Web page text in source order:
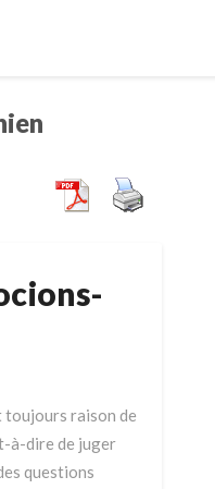
toujours raison de
à-dire de juger
questions